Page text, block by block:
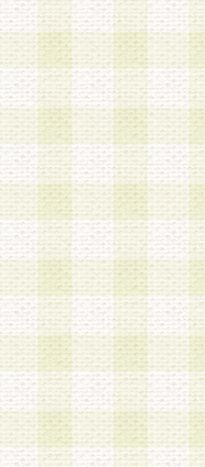
も、会員登録の取り
断する方法・手段に
満、成年被後見人、被
どの法定代理人の同
、義務教育学齢に該
社が別途定める方法
うものとします。
録希望者本人が行う
のとします。
に同意の後、当社指
定する必要事項を入
は、会員登録を承認し
けるためのログイン